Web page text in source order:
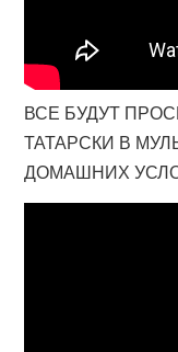
ВСЕ БУДУТ
ТАТАРСКИ В
ДОМАШНИХ